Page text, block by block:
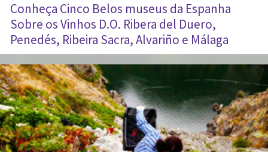
Conheça Cinco Belos museus da Espanha
Sobre os Vinhos D.O. Ribera del Duero,
Penedés, Ribeira Sacra, Alvariño e Málaga